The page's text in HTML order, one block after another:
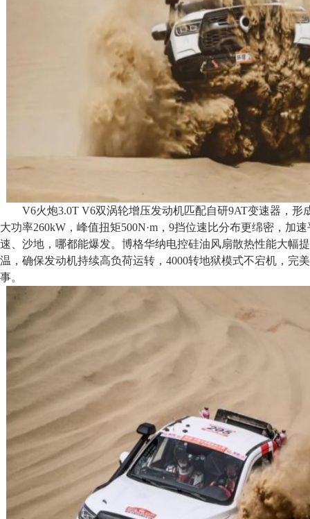
V6火炮3.0T V6双涡轮增压发动机匹配自研9AT变速器，形
大功率260kW，峰值扭矩500N·m，9挡位速比分布更绵密，加
速、沙地，哪都能爆发。博格华纳电控硅油风扇散热性能大幅
温，确保发动机持续高负荷运转，4000转地狱模式不宕机，完
事。